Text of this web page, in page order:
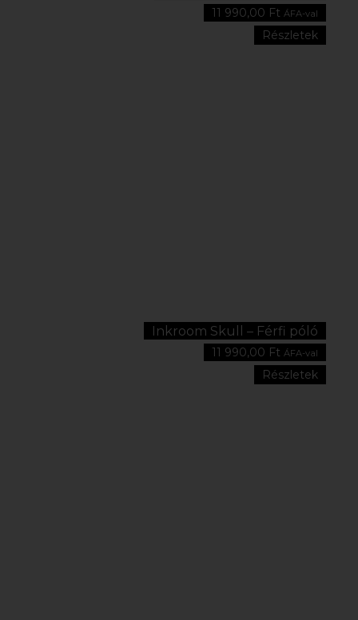
11 990,00 Ft ÁFA-val
Részletek
Inkroom Skull – Férfi póló
11 990,00 Ft ÁFA-val
Részletek